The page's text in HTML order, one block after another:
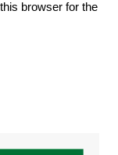
browser for the